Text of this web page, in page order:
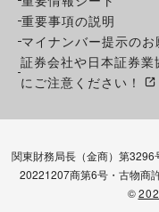
重要事項の説明
マイナンバー提示のお
証券会社や日本証券
にご注意ください！
関東財務局長（金商）第
20221207商第6号・古物商
©